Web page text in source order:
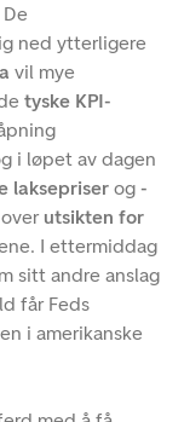
ned ytterligere
vil mye
tyske KPI-
i løpet av dagen
laksepriser og -
utsikten for
I ettermiddag
sitt andre anslag
får Feds
i amerikanske